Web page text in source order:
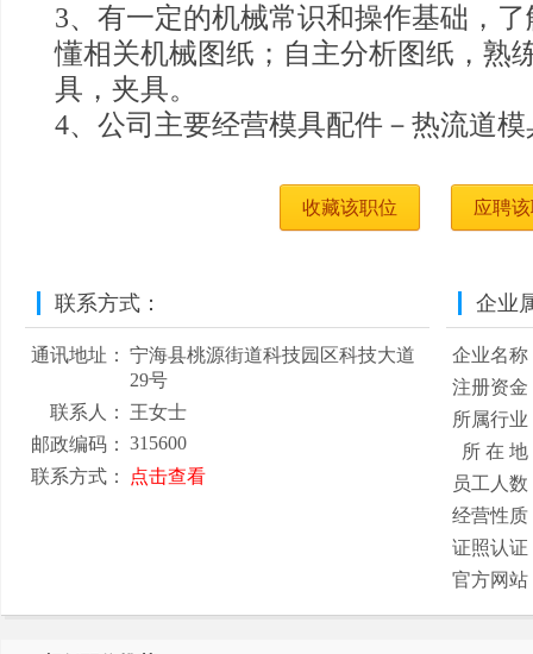
3、有一定的机械常识和操作基础，
懂相关机械图纸；自主分析图纸，熟
具，夹具。
4、公司主要经营模具配件－热流道模
收藏该职位 应聘
联系方式：
通讯地址：
宁海县桃源街道科技园区科技大道
29号
联系人：
王女士
邮政编码：
315600
联系方式：
点击查看
企业
企业名称
注册资金
所属行业
所 在 地
员工人数
经营性质
证照认证
官方网站